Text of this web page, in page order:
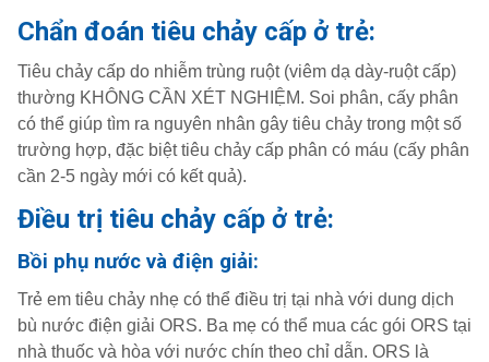
Chẩn đoán tiêu chảy cấp ở trẻ:
Tiêu chảy cấp do nhiễm trùng ruột (viêm dạ dày-ruột cấp)
thường KHÔNG CẦN XÉT NGHIỆM. Soi phân, cấy phân
có thể giúp tìm ra nguyên nhân gây tiêu chảy trong một số
trường hợp, đặc biệt tiêu chảy cấp phân có máu (cấy phân
cần 2-5 ngày mới có kết quả).
Điều trị tiêu chảy cấp ở trẻ:
Bồi phụ nước và điện giải:
Trẻ em tiêu chảy nhẹ có thể điều trị tại nhà với dung dịch
bù nước điện giải ORS. Ba mẹ có thể mua các gói ORS tại
nhà thuốc và hòa với nước chín theo chỉ dẫn. ORS là